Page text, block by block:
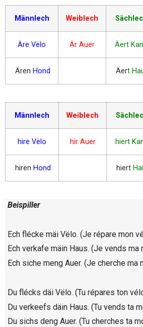
Männlech Weiblech
Äre Vëlo Är Auer Äert
Ären Hond Äert
Männlech Weiblech
hire Vëlo hir Auer hiert
hiren Hond hiert
Beispiller
Ech flécke mäi Vëlo. (Je répare mon
Ech verkafe mäin Haus. (Je vends ma
Ech siche meng Auer. (Je cherche ma
Du flécks däi Vëlo. (Tu répares ton
Du verkeefs däin Haus. (Tu vends ta
Du sichs deng Auer. (Tu cherches ta